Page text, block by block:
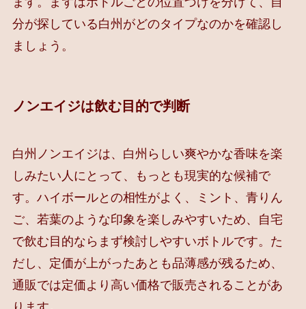
分が探している白州がどのタイプなのかを確認し
ましょう。
ノンエイジは飲む目的で判断
白州ノンエイジは、白州らしい爽やかな香味を楽
しみたい人にとって、もっとも現実的な候補で
す。ハイボールとの相性がよく、ミント、青りん
ご、若葉のような印象を楽しみやすいため、自宅
で飲む目的ならまず検討しやすいボトルです。た
だし、定価が上がったあとも品薄感が残るため、
通販では定価より高い価格で販売されることがあ